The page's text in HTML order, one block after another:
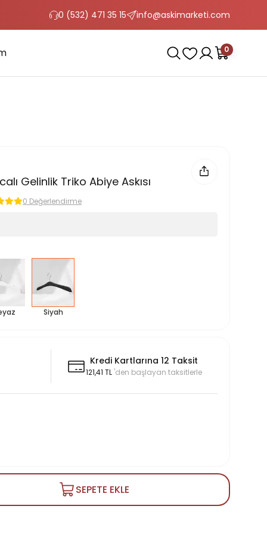
0 (532) 471 35 15 info@askimarketi.com
0
Gelinlik Triko Abiye Askısı
0 Değerlendirme
Siyah
Kredi Kartlarına 12 Taksit
121,41 TL 'den başlayan taksitlerle
SEPETE EKLE